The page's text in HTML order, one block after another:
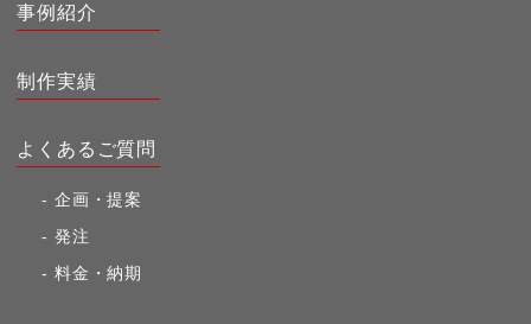
事例紹介
制作実績
よくあるご質問
企画・提案
発注
料金・納期